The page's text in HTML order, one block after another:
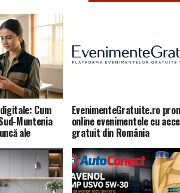
Cum
Muntenia
ale
EvenimenteGratuite.ro
online evenimentele cu
gratuit din România